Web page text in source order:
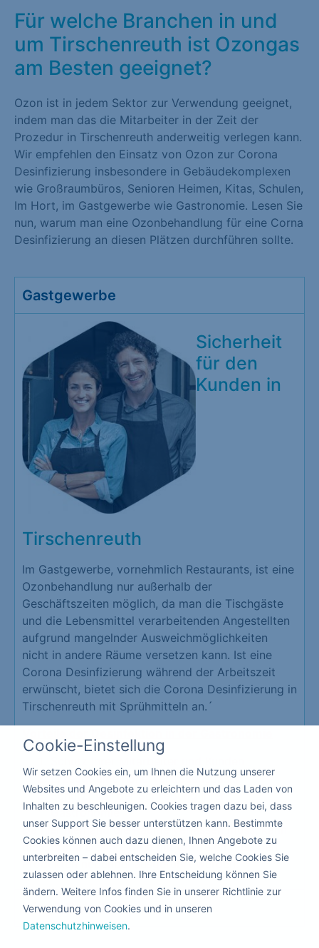
Für welche Branchen in und
um Tirschenreuth ist Ozongas
am Besten geeignet?
Ozon ist in jedem Sektor zur Verwendung geeignet,
indem man das die Mitarbeiter in der Zeit der
Prozedur in Tirschenreuth anderweitig verlegen kann.
Wir empfehlen den Einsatz von Ozon zur Corona
Desinfizierung insbesondere in Gebäudekomplexen
wie Großraumbüros, Senioren Heimen, Kitas, Schulen,
Im Hort, im Gastgewerbe wie Gastronomie. Lesen Sie
nun, warum man eine Ozonbehandlung für eine Corna
Desinfizierung an diesen Plätzen durchführen sollte.
Gastgewerbe
Sicherheit
für den
Kunden in
Tirschenreuth
Im Gastgewerbe, vornehmlich Restaurants, ist eine
Ozonbehandlung nur außerhalb der
Geschäftszeiten möglich, da man die Tischgäste
und die Lebensmittel verarbeitenden Angestellten
aufgrund mangelnder Ausweichmöglichkeiten
nicht in andere Räume versetzen kann. Ist eine
Corona Desinfizierung während der Arbeitszeit
erwünscht, bietet sich die Corona Desinfizierung in
Tirschenreuth mit Sprühmitteln an.´
Erzeugt eine hohe Vertrauensbasis
Schützt vor der Schließung Ihrer
Gastronomie
Da hier niemand die Räume verlassen muss, kann
die Corona Desinfektion mit giftfreien flüssigen
Produkten nebenbei ausgeführt werden.
Kita & Schule
Cookie-Einstellung
Wir setzen Cookies ein, um Ihnen die Nutzung unserer
Websites und Angebote zu erleichtern und das Laden von
Inhalten zu beschleunigen. Cookies tragen dazu bei, dass
unser Support Sie besser unterstützen kann. Bestimmte
Cookies können auch dazu dienen, Ihnen Angebote zu
unterbreiten – dabei entscheiden Sie, welche Cookies Sie
zulassen oder ablehnen. Ihre Entscheidung können Sie
ändern. Weitere Infos finden Sie in unserer Richtlinie zur
Verwendung von Cookies und in unseren
Datenschutzhinweisen.